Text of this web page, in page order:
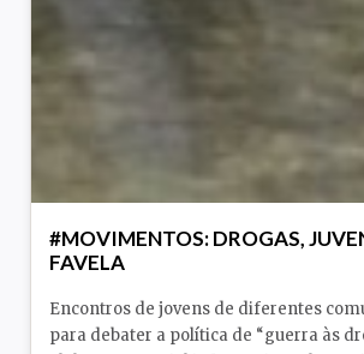
#MOVIMENTOS: DROGAS,
FAVELA
Encontros de jovens de diferentes
para debater a política de “guerra às